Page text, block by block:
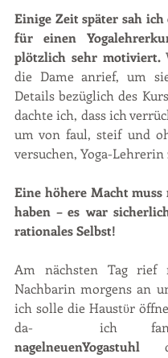
Einige Zeit später sah ich
für einen
plötzlich sehr motiviert.
die Dame anrief, um
Details bezüglich des
dachte ich, dass ich
um von faul, steif und
versuchen, Yoga-Lehrerin
Eine höhere Macht muss
haben – es war
rationales Selbst!
Am nächsten Tag rief
Nachbarin morgens an
ich solle die Haustϋr
nagelneuenYogastuhl